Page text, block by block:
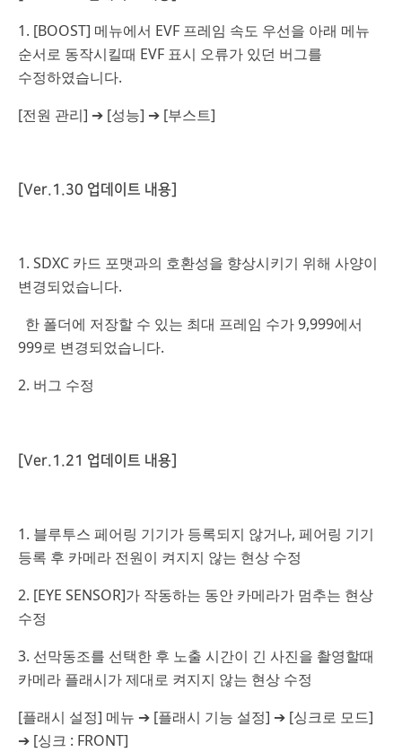
1. [BOOST] 메뉴에서 EVF 프레임 속도 우선을 아래 메뉴
순서로 동작시킬때 EVF 표시 오류가 있던 버그를
수정하였습니다.
[전원 관리] ➔ [성능] ➔ [부스트]
[Ver.1.30 업데이트 내용]
1. SDXC 카드 포맷과의 호환성을 향상시키기 위해 사양이
변경되었습니다.
한 폴더에 저장할 수 있는 최대 프레임 수가 9,999에서
999로 변경되었습니다.
2. 버그 수정
[Ver.1.21 업데이트 내용]
1. 블루투스 페어링 기기가 등록되지 않거나, 페어링 기기
등록 후 카메라 전원이 켜지지 않는 현상 수정
2. [EYE SENSOR]가 작동하는 동안 카메라가 멈추는 현상
수정
3. 선막동조를 선택한 후 노출 시간이 긴 사진을 촬영할때
카메라 플래시가 제대로 켜지지 않는 현상 수정
[플래시 설정] 메뉴 ➔ [플래시 기능 설정] ➔ [싱크로 모드]
➔ [싱크 : FRONT]